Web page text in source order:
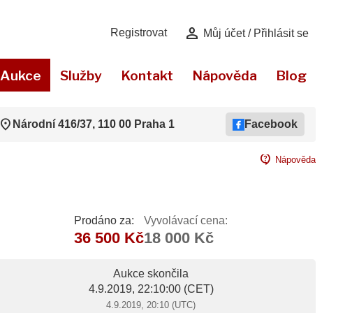
Registrovat person Můj účet / Přihlásit se
Aukce Služby Kontakt Nápověda Blog
location_on Národní 416/37, 110 00 Praha 1 Facebook
contact_support Nápověda
Prodáno za:
36 500 Kč
Vyvolávací cena:
18 000 Kč
Aukce skončila
4.9.2019, 22:10:00(CET)
4.9.2019, 20:10 (UTC)